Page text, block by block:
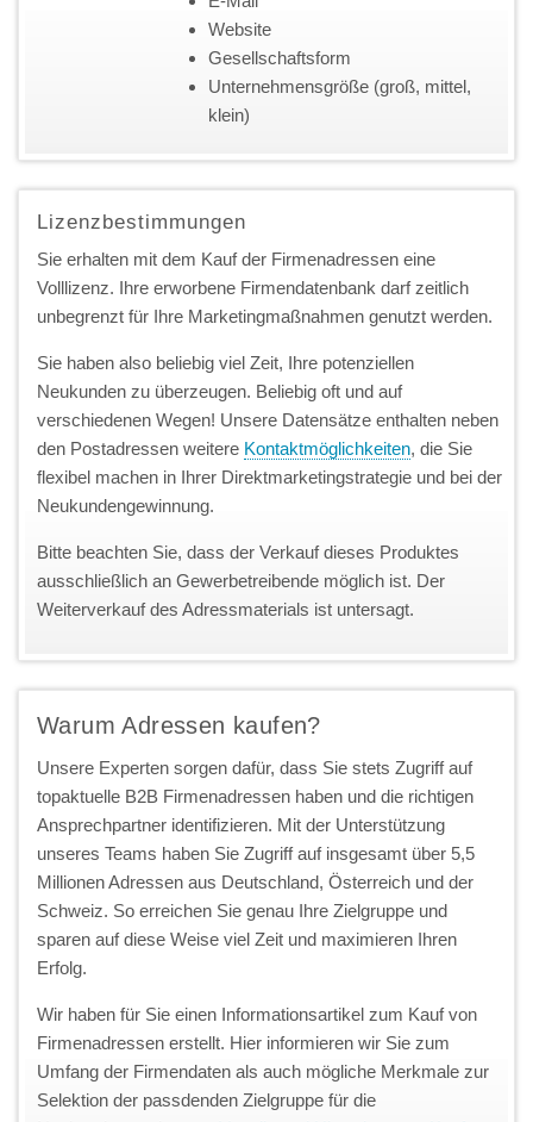
Website
Gesellschaftsform
Unternehmensgröße (groß, mittel,
klein)
Lizenzbestimmungen
Sie erhalten mit dem Kauf der Firmenadressen eine
Volllizenz. Ihre erworbene Firmendatenbank darf zeitlich
unbegrenzt für Ihre Marketingmaßnahmen genutzt werden.
Sie haben also beliebig viel Zeit, Ihre potenziellen
Neukunden zu überzeugen. Beliebig oft und auf
verschiedenen Wegen! Unsere Datensätze enthalten neben
den Postadressen weitere Kontaktmöglichkeiten, die Sie
flexibel machen in Ihrer Direktmarketingstrategie und bei der
Neukundengewinnung.
Bitte beachten Sie, dass der Verkauf dieses Produktes
ausschließlich an Gewerbetreibende möglich ist. Der
Weiterverkauf des Adressmaterials ist untersagt.
Warum Adressen kaufen?
Unsere Experten sorgen dafür, dass Sie stets Zugriff auf
topaktuelle B2B Firmenadressen haben und die richtigen
Ansprechpartner identifizieren. Mit der Unterstützung
unseres Teams haben Sie Zugriff auf insgesamt über 5,5
Millionen Adressen aus Deutschland, Österreich und der
Schweiz. So erreichen Sie genau Ihre Zielgruppe und
sparen auf diese Weise viel Zeit und maximieren Ihren
Erfolg.
Wir haben für Sie einen Informationsartikel zum Kauf von
Firmenadressen erstellt. Hier informieren wir Sie zum
Umfang der Firmendaten als auch mögliche Merkmale zur
Selektion der passdenden Zielgruppe für die